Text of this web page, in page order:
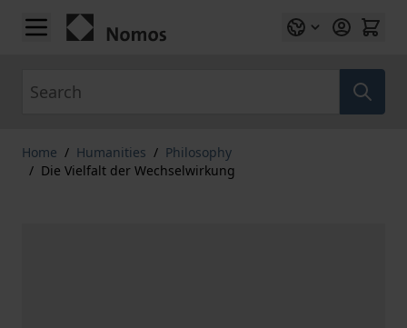
Skip to Content
Home / Humanities / Philosophy
/ Die Vielfalt der Wechselwirkung